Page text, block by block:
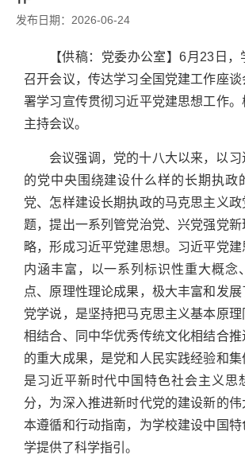
发布日期：2026-06-24
【供稿：党委办公室】6月23日
召开会议，传达学习全国党建工作座
署学习宣传贯彻习近平党建思想工作
主持会议。
会议强调，党的十八大以来，以
的党中央围绕建设什么样的长期执政
党、怎样建设长期执政的马克思主义
题，提出一系列管党治党、兴党强党
略，形成习近平党建思想。习近平党建
内涵丰富，以一系列标识性重大概念
点、原理性理论成果，极大丰富和发
党学说，是坚持把马克思主义基本原
相结合、同中华优秀传统文化相结合
的重大成果，是党和人民实践经验和集
是习近平新时代中国特色社会主义思
分，为深入推进新时代党的建设新的
本遵循和行动指南，为学校建设中国
学提供了科学指引。